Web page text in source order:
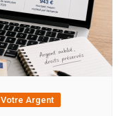
Votre Argent